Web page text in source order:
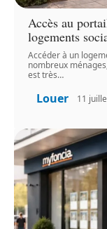
Accès au
logements
Accéder à un
nombreux
est très…
Louer 11